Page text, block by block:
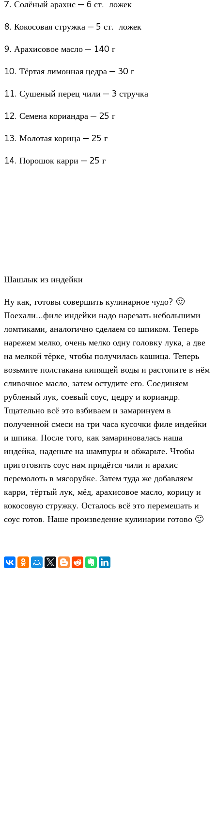
7. Солёный арахис — 6 ст. ложек
8. Кокосовая стружка — 5 ст. ложек
9. Арахисовое масло — 140 г
10. Тёртая лимонная цедра — 30 г
11. Сушеный перец чили — 3 стручка
12. Семена кориандра — 25 г
13. Молотая корица — 25 г
14. Порошок карри — 25 г
Шашлык из индейки
Ну как, готовы совершить кулинарное чудо? 🙂
Поехали...филе индейки надо нарезать небольшими
ломтиками, аналогично сделаем со шпиком. Теперь
нарежем мелко, очень мелко одну головку лука, а две
на мелкой тёрке, чтобы получилась кашица. Теперь
возьмите полстакана кипящей воды и растопите в нём
сливочное масло, затем остудите его. Соединяем
рубленый лук, соевый соус, цедру и кориандр.
Тщательно всё это взбиваем и замаринуем в
полученной смеси на три часа кусочки филе индейки
и шпика. После того, как замариновалась наша
индейка, наденьте на шампуры и обжарьте. Чтобы
приготовить соус нам придётся чили и арахис
перемолоть в мясорубке. Затем туда же добавляем
карри, тёртый лук, мёд, арахисовое масло, корицу и
кокосовую стружку. Осталось всё это перемешать и
соус готов. Наше произведение кулинарии готово 🙂